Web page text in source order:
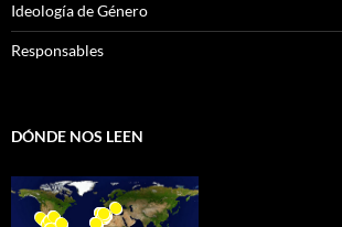
Ideología de Género
Responsables
DÓNDE NOS LEEN